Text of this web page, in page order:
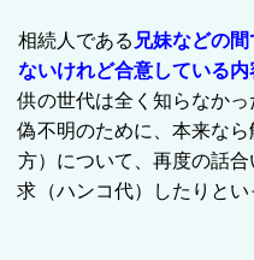
相続人である 兄妹などの
ないけれど合意している内
供の世代は全く知らなか
偽不明のために、 本来なら
方）について、再度の話
求（ハンコ代）したりとい